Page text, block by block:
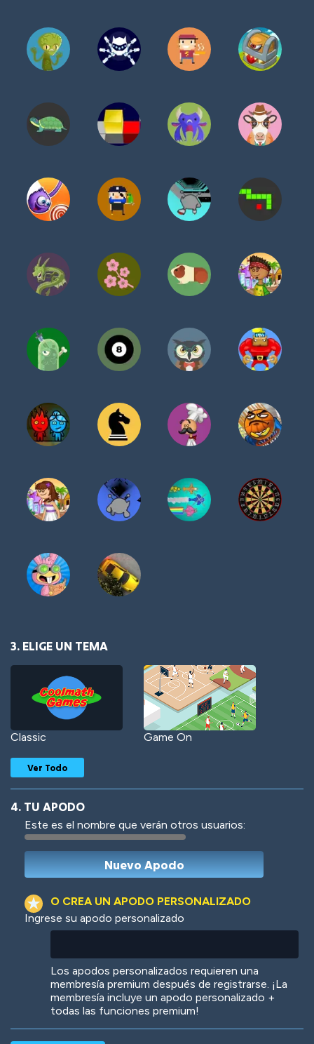
3. ELIGE UN TEMA
Classic Game On
Woof Jungle Cats
Ver Todo
4. TU APODO
Este es el nombre que verán otros usuarios:
O CREA UN APODO PERSONALIZADO
Ingrese su apodo personalizado
Los apodos personalizados requieren una
membresía premium después de registrarse. ¡La
membresía incluye un apodo personalizado +
todas las funciones premium!